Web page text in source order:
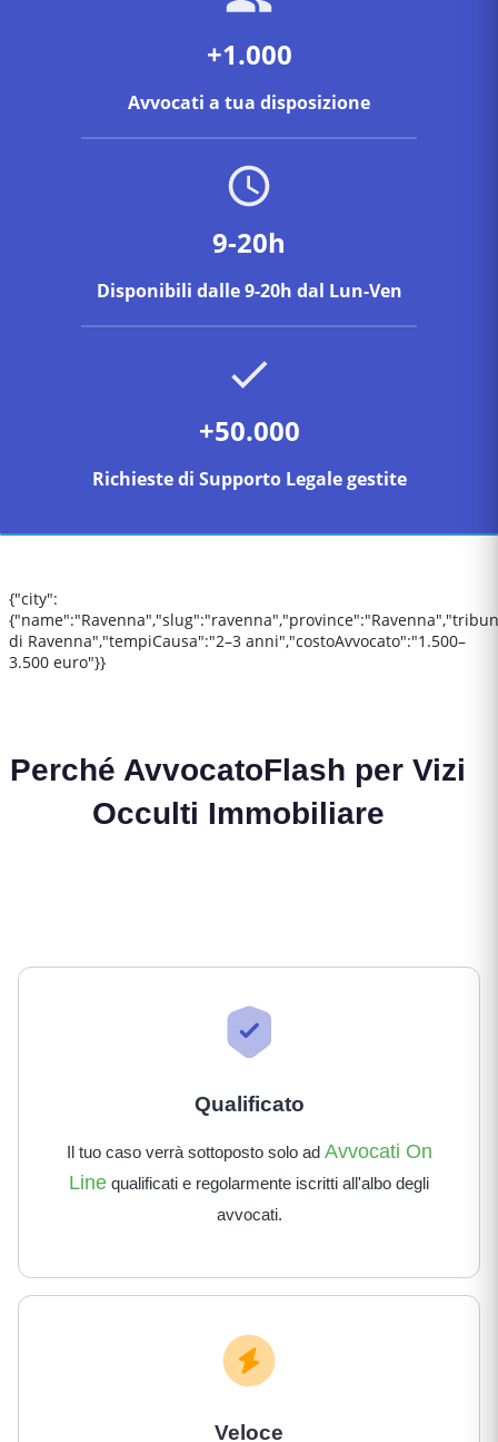
+1.000
Avvocati a tua disposizione
9-20h
Disponibili dalle 9-20h dal Lun-Ven
+50.000
Richieste di Supporto Legale gestite
{"city":
di Ravenna","tempiCausa":"2–3 anni","costoAvvocato":"1.500–
3.500 euro"}}
Perché AvvocatoFlash per Vizi
Occulti Immobiliare
Qualificato
Il tuo caso verrà sottoposto solo ad Avvocati On
Line qualificati e regolarmente iscritti all'albo degli
avvocati.
Veloce